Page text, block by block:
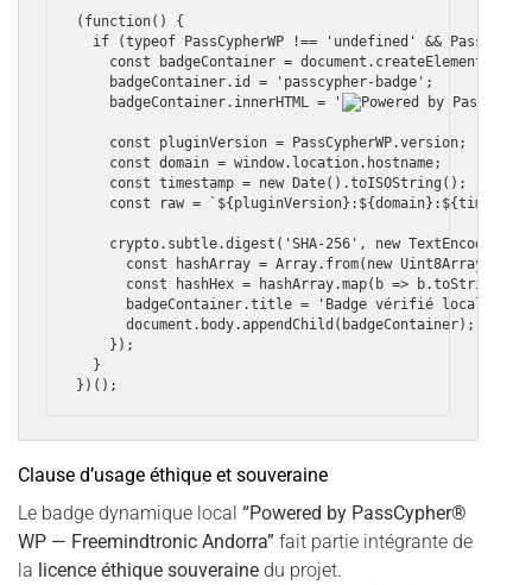
(function() {
if (typeof PassCypherWP !== 'undefined' &&
const badgeContainer =
    badgeContainer.id = 'passcypher-badge';
    badgeContainer.innerHTML = '
    const pluginVersion = PassCypherWP.version;
    const domain = window.location.hostname;
    const timestamp = new Date().toISOString();
const raw =
crypto.subtle.digest('SHA-256', new
const hashArray = Array.from(new
const hashHex = hashArray.map(b =>
badgeContainer.title = 'Badge vérifié
      document.body.appendChild(badgeContainer);
    });
  }
Clause d’usage éthique et souveraine
Le badge dynamique local “Powered by PassCypher®
WP — Freemindtronic Andorra” fait partie intégrante de
la licence éthique souveraine du projet.